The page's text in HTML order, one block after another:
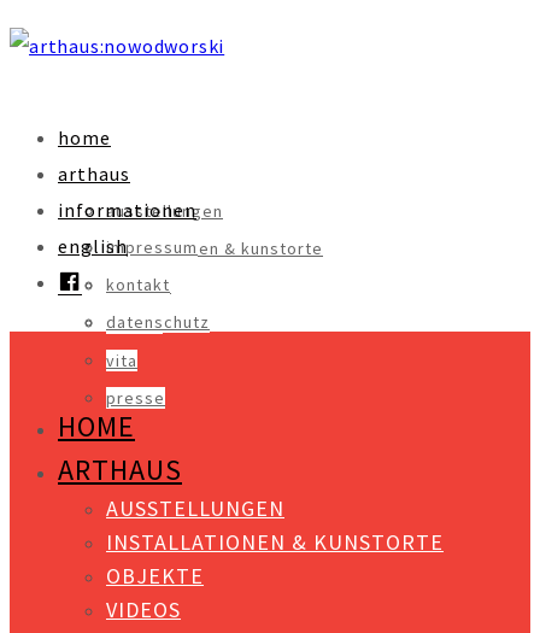
home
arthaus
ausstellungen
installationen & kunstorte
objekte
videos
vita
presse
informationen
impressum
kontakt
datenschutz
english
facebook
HOME
ARTHAUS
AUSSTELLUNGEN
INSTALLATIONEN & KUNSTORTE
OBJEKTE
VIDEOS